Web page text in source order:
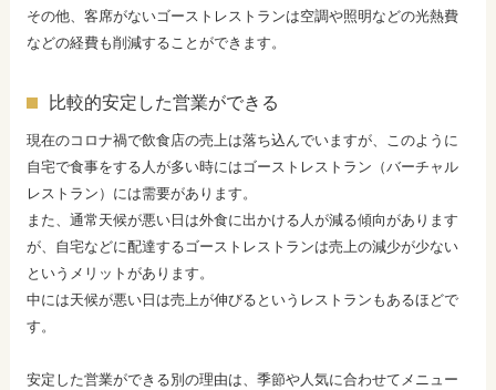
その他、客席がないゴーストレストランは空調や照明などの光熱費
などの経費も削減することができます。
比較的安定した営業ができる
現在のコロナ禍で飲食店の売上は落ち込んでいますが、このように
自宅で食事をする人が多い時にはゴーストレストラン（バーチャル
レストラン）には需要があります。
また、通常天候が悪い日は外食に出かける人が減る傾向があります
が、自宅などに配達するゴーストレストランは売上の減少が少ない
というメリットがあります。
中には天候が悪い日は売上が伸びるというレストランもあるほどで
す。
安定した営業ができる別の理由は、季節や人気に合わせてメニュー